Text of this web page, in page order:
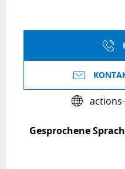
Gesprochene
Gesprochene